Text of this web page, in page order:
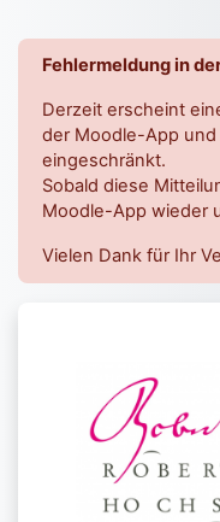
Fehlermeldung in
Derzeit erscheint
der Moodle-App
eingeschränkt.
Sobald diese
Moodle-App wieder
Vielen Dank für Ihr